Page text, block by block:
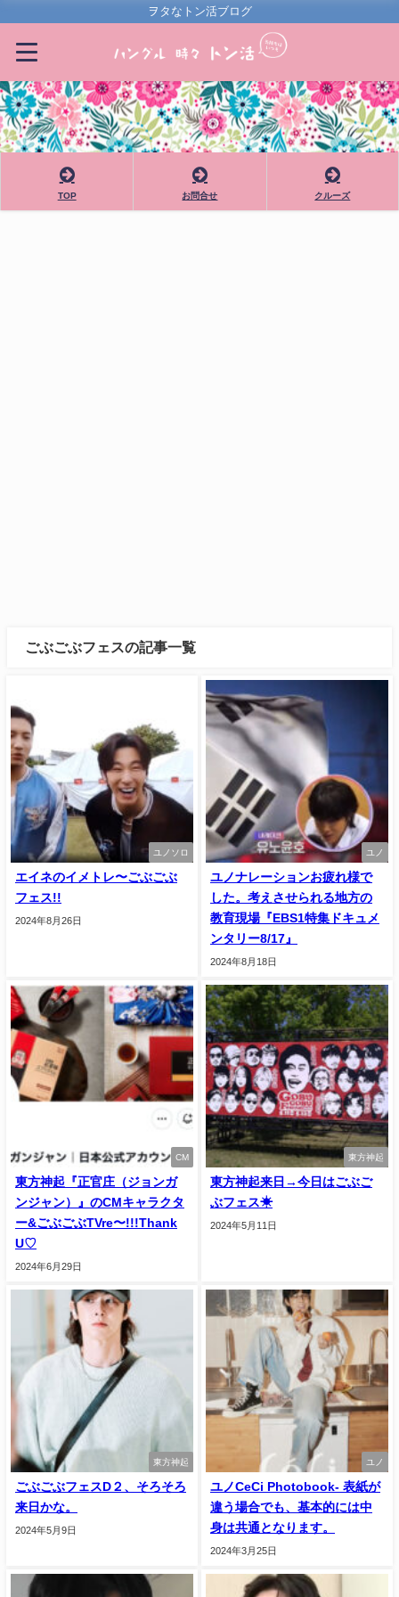
ヲタなトン活ブログ
TOP お問合せ クルーズ
ごぶごぶフェスの記事一覧
ユノソロ
エイネのイメトレ〜ごぶごぶ
フェス!!
2024年8月26日
ユノ
ユノナレーションお疲れ様で
した。考えさせられる地方の
教育現場『EBS1特集ドキュメ
ンタリー8/17』
2024年8月18日
CM
東方神起『正官庄（ジョンガ
ンジャン）』のCMキャラクタ
ー&ごぶごぶTVre〜!!!Thank
U♡
2024年6月29日
東方神起
東方神起来日→今日はごぶご
ぶフェス☀
2024年5月11日
東方神起
ごぶごぶフェスD２、そろそろ
来日かな。
2024年5月9日
ユノ
ユノCeCi Photobook- 表紙が
違う場合でも、基本的には中
身は共通となります。
2024年3月25日